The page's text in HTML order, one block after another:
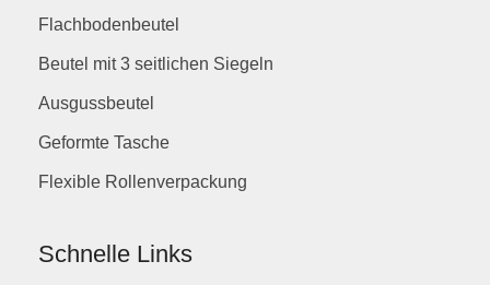
Flachbodenbeutel
Beutel mit 3 seitlichen Siegeln
Ausgussbeutel
Geformte Tasche
Flexible Rollenverpackung
Schnelle Links